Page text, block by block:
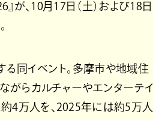
が、10月17日（土）および18日
同イベント。多摩市や地域住
がらカルチャーやエンターテイ
4万人を、2025年には約5万人